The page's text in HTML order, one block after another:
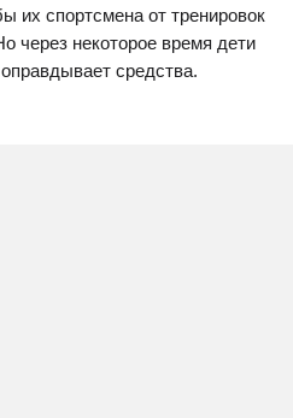
их спортсмена от тренировок
через некоторое время дети
средства.